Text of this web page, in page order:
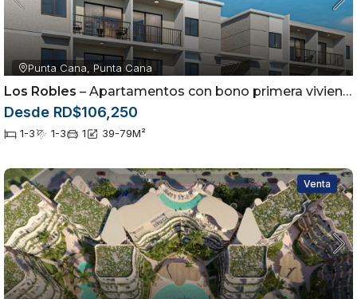
Punta Cana, Punta Cana
Los Robles – Apartamentos con bono primera vivienda ubicados en el sector de Arena Gorda, Punta Cana
Desde RD$106,250
1-3 1-3 1 39-79M²
Venta